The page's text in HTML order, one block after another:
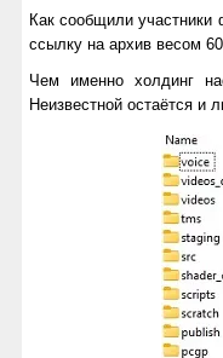
Как сообщили участники
ссылку на архив весом
Чем именно холдинг
Неизвестной остаётся и